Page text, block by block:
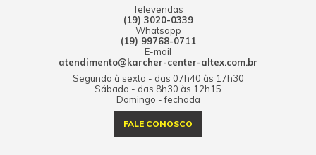
Televendas
(19) 3020-0339
Whatsapp
(19) 99768-0711
E-mail
atendimento@karcher-center-altex.com.br
Segunda à sexta - das 07h40 às 17h30
Sábado - das 8h30 às 12h15
Domingo - fechada
FALE CONOSCO